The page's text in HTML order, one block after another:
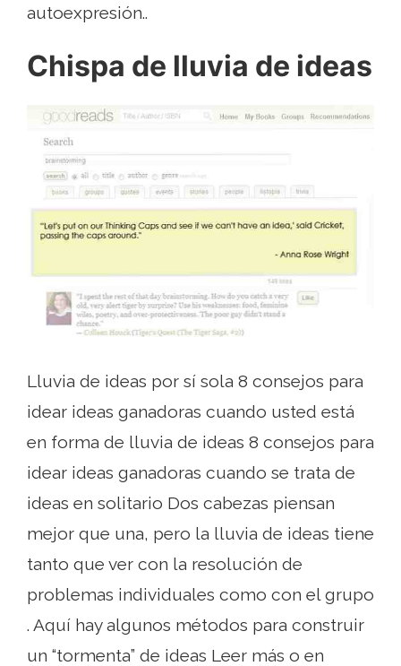
autoexpresión..
Chispa de lluvia de ideas
Lluvia de ideas por sí sola 8 consejos para
idear ideas ganadoras cuando usted está
en forma de lluvia de ideas 8 consejos para
idear ideas ganadoras cuando se trata de
ideas en solitario Dos cabezas piensan
mejor que una, pero la lluvia de ideas tiene
tanto que ver con la resolución de
problemas individuales como con el grupo
. Aquí hay algunos métodos para construir
un “tormenta” de ideas Leer más o en